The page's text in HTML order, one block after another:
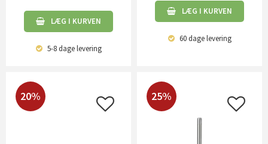
LÆG I KURVEN
5-8 dagelevering
LÆG I KURVEN
60 dagelevering
20% 25%